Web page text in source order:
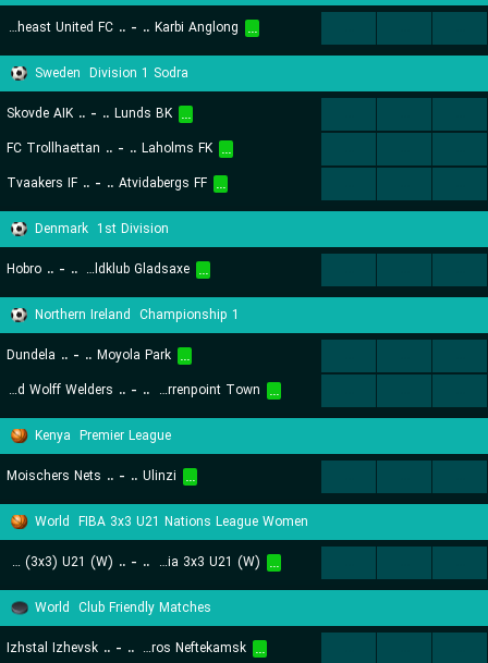
Northeast United FC
.. - .. Karbi Anglong ...
Sweden Division 1 Sodra
Skovde AIK .. - .. Lunds BK ...
FC Trollhaettan .. - .. Laholms FK ...
Tvaakers IF .. - .. Atvidabergs FF ...
Denmark 1st Division
Hobro .. - .. Akademisk Boldklub Gladsaxe ...
Northern Ireland Championship 1
Dundela .. - .. Moyola Park ...
Harland and Wolff Welders
.. - .. Warrenpoint Town ...
Kenya Premier League
Moischers Nets .. - .. Ulinzi ...
World FIBA 3x3 U21 Nations League Women
Slovenia (3x3) U21 (W)
.. - .. Slovakia 3x3 U21 (W) ...
World Club Friendly Matches
Izhstal Izhevsk .. - .. Toros Neftekamsk ...